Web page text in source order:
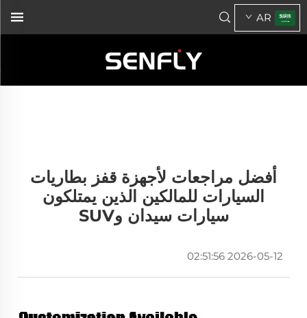
AR
أفضل مراجعات لأجهزة قفز بطاريات
السيارات للمالكين الذين يمتلكون
سيارات سيدان وSUV
2026-05-12 02:51:56